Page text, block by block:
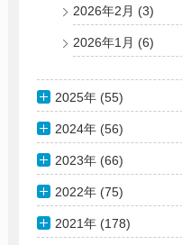
2026年2月 (3)
2026年1月 (6)
2025年 (55)
2024年 (56)
2023年 (66)
2022年 (75)
2021年 (178)